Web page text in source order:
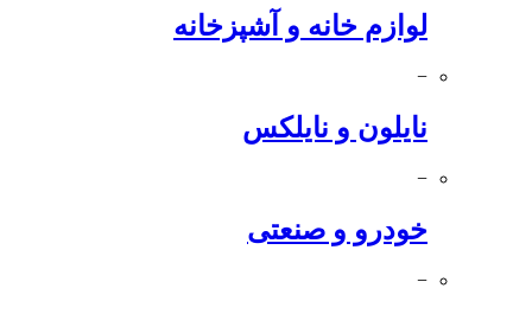
لوازم خانه و آشپزخانه
−
نایلون و نایلکس
−
خودرو و صنعتی
−